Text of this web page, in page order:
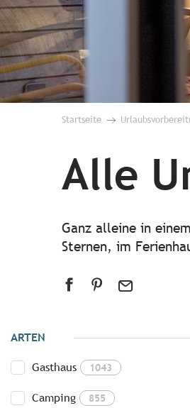
Startseite
Alle
Ganz alleine in
Sternen, im
ARTEN
Gasthaus 1043
Camping 855